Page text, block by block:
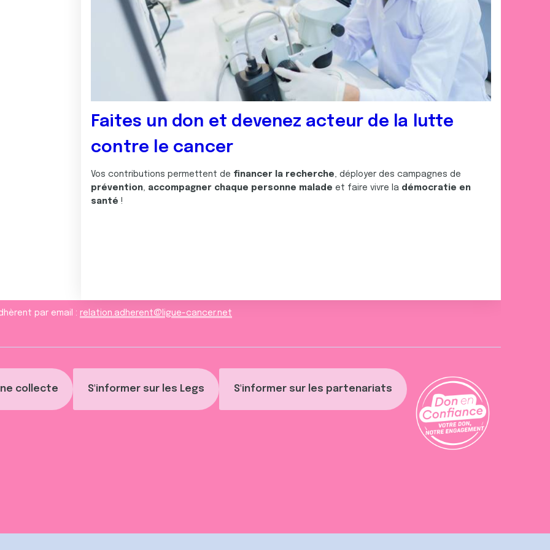
collecte S'informer sur les Legs S'informer sur les partenariats
Faites un don et devenez acteur de la lutte
contre le cancer
Vos contributions permettent de financer la recherche, déployer des campagnes de
prévention, accompagner chaque personne malade et faire vivre la démocratie en
santé !
par email : relation.adherent@ligue-cancer.net